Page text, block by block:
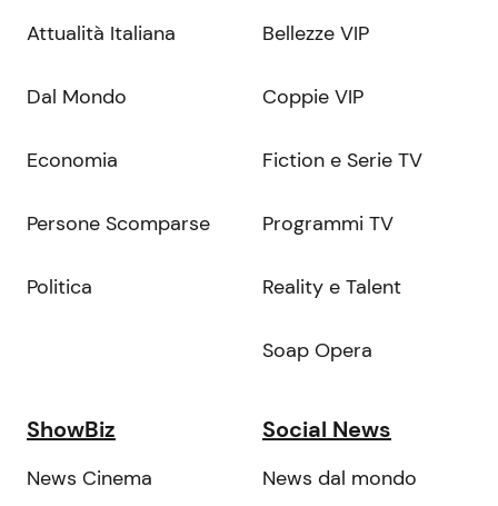
Attualità Italiana
Dal Mondo
Economia
Persone Scomparse
Politica
Bellezze VIP
Coppie VIP
Fiction e Serie TV
Programmi TV
Reality e Talent
Soap Opera
ShowBiz
News Cinema
Social News
News dal mondo